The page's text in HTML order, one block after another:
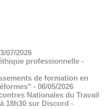
07/2026
professionnelle -
de formation en
- 06/05/2026
Nationales du Travail
18h30 sur Discord -